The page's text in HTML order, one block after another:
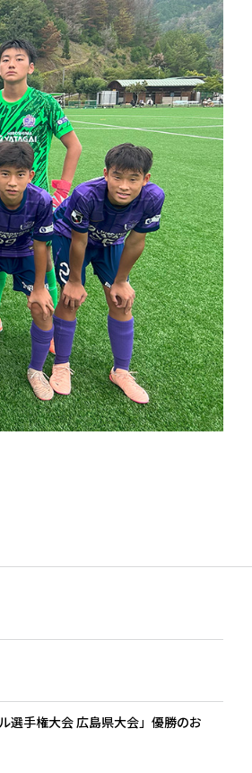
選手権大会 広島県大会」優勝のお